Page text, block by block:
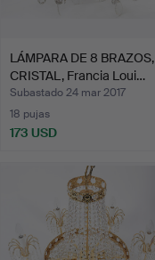
LÁMPARA DE 8 BRAZOS,
CRISTAL, Francia Loui…
Subastado 24 mar 2017
18 pujas
173 USD